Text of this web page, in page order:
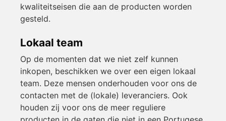
kwaliteitseisen die aan de producten worden
gesteld.
Lokaal team
Op de momenten dat we niet zelf kunnen
inkopen, beschikken we over een eigen lokaal
team. Deze mensen onderhouden voor ons de
contacten met de (lokale) leveranciers. Ook
houden zij voor ons de meer reguliere